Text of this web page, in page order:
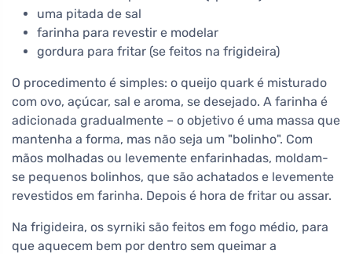
uma pitada de sal
farinha para revestir e modelar
gordura para fritar (se feitos na frigideira)
O procedimento é simples: o queijo quark é misturado
com ovo, açúcar, sal e aroma, se desejado. A farinha é
adicionada gradualmente – o objetivo é uma massa que
mantenha a forma, mas não seja um "bolinho". Com
mãos molhadas ou levemente enfarinhadas, moldam-
se pequenos bolinhos, que são achatados e levemente
revestidos em farinha. Depois é hora de fritar ou assar.
Na frigideira, os syrniki são feitos em fogo médio, para
que aquecem bem por dentro sem queimar a